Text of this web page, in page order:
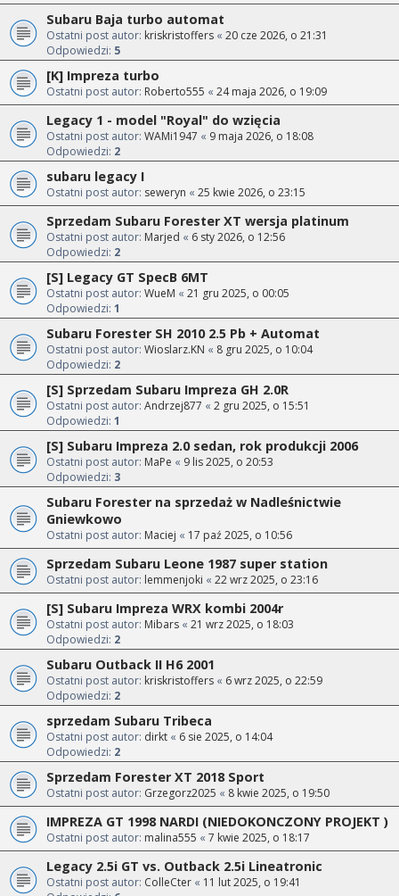
Subaru Baja turbo automat
Ostatni post autor: kriskristoffers « 20 cze 2026, o 21:31
Odpowiedzi: 5
[K] Impreza turbo
Ostatni post autor: Roberto555 « 24 maja 2026, o 19:09
Legacy 1 - model "Royal" do wzięcia
Ostatni post autor: WAMi1947 « 9 maja 2026, o 18:08
Odpowiedzi: 2
subaru legacy I
Ostatni post autor: seweryn « 25 kwie 2026, o 23:15
Sprzedam Subaru Forester XT wersja platinum
Ostatni post autor: Marjed « 6 sty 2026, o 12:56
Odpowiedzi: 2
[S] Legacy GT SpecB 6MT
Ostatni post autor: WueM « 21 gru 2025, o 00:05
Odpowiedzi: 1
Subaru Forester SH 2010 2.5 Pb + Automat
Ostatni post autor: Wioslarz.KN « 8 gru 2025, o 10:04
Odpowiedzi: 2
[S] Sprzedam Subaru Impreza GH 2.0R
Ostatni post autor: Andrzej877 « 2 gru 2025, o 15:51
Odpowiedzi: 1
[S] Subaru Impreza 2.0 sedan, rok produkcji 2006
Ostatni post autor: MaPe « 9 lis 2025, o 20:53
Odpowiedzi: 3
Subaru Forester na sprzedaż w Nadleśnictwie
Gniewkowo
Ostatni post autor: Maciej « 17 paź 2025, o 10:56
Sprzedam Subaru Leone 1987 super station
Ostatni post autor: lemmenjoki « 22 wrz 2025, o 23:16
[S] Subaru Impreza WRX kombi 2004r
Ostatni post autor: Mibars « 21 wrz 2025, o 18:03
Odpowiedzi: 2
Subaru Outback II H6 2001
Ostatni post autor: kriskristoffers « 6 wrz 2025, o 22:59
Odpowiedzi: 2
sprzedam Subaru Tribeca
Ostatni post autor: dirkt « 6 sie 2025, o 14:04
Odpowiedzi: 2
Sprzedam Forester XT 2018 Sport
Ostatni post autor: Grzegorz2025 « 8 kwie 2025, o 19:50
IMPREZA GT 1998 NARDI (NIEDOKONCZONY PROJEKT )
Ostatni post autor: malina555 « 7 kwie 2025, o 18:17
Legacy 2.5i GT vs. Outback 2.5i Lineatronic
Ostatni post autor: ColleCter « 11 lut 2025, o 19:41